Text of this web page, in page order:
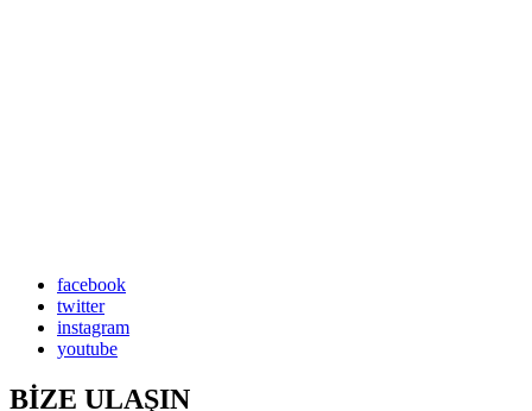
facebook
twitter
instagram
youtube
BİZE ULAŞIN